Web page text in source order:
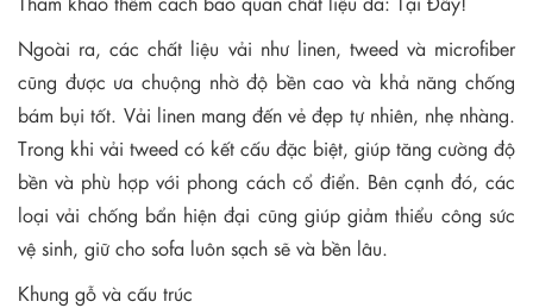
Ngoài ra, các chất liệu vải như linen, tweed và microfiber
cũng được ưa chuộng nhờ độ bền cao và khả năng chống
bám bụi tốt. Vải linen mang đến vẻ đẹp tự nhiên, nhẹ nhàng.
Trong khi vải tweed có kết cấu đặc biệt, giúp tăng cường độ
bền và phù hợp với phong cách cổ điển. Bên cạnh đó, các
loại vải chống bẩn hiện đại cũng giúp giảm thiểu công sức
vệ sinh, giữ cho sofa luôn sạch sẽ và bền lâu.
Khung gỗ và cấu trúc